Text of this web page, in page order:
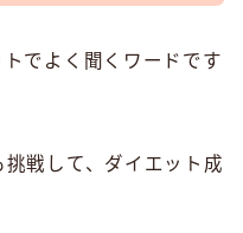
トでよく聞くワードです
戦して、ダイエット成